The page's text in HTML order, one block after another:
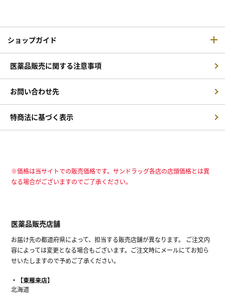
ショップガイド
医薬品販売に関する注意事項
お問い合わせ先
特商法に基づく表示
※価格は当サイトでの販売価格です。サンドラッグ各店の店頭価格とは異
なる場合がございますのでご了承ください。
医薬品販売店舗
お届け先の都道府県によって、担当する販売店舗が異なります。 ご注文内
容によっては変更となる場合もございます。ご注文時にメールにてお知ら
せいたしますので予めご了承ください。
【東雁来店】
北海道